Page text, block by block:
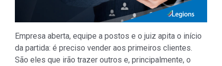
Empresa aberta, equipe a postos e o juiz apita o início
da partida: é preciso vender aos primeiros clientes.
São eles que irão trazer outros e, principalmente, o